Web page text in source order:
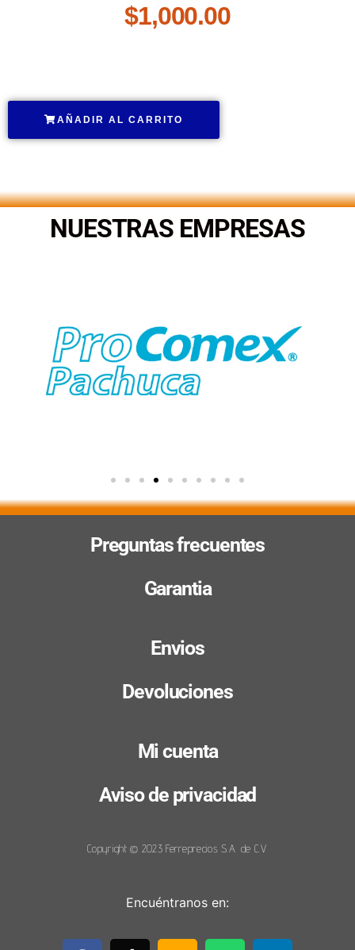
$1,000.00
AÑADIR AL CARRITO
NUESTRAS EMPRESAS
Preguntas frecuentes
Garantia
Envios
Devoluciones
Mi cuenta
Aviso de privacidad
Copyright © 2023 Ferreprecios S.A. de C.V.
Encuéntranos en: